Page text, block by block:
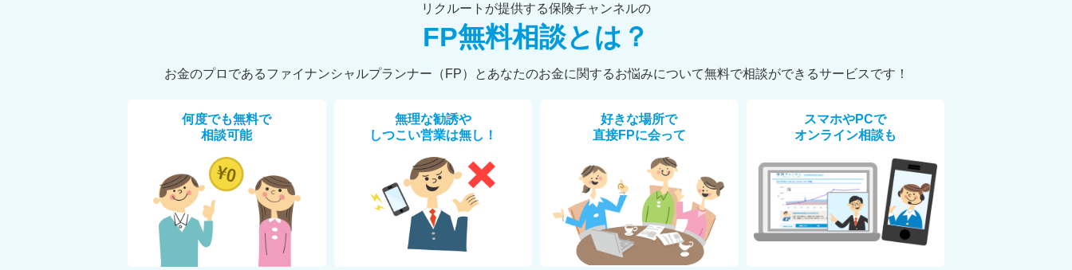
リクルートが提供する保険チャンネルの
FP無料相談とは？
お金のプロであるファイナンシャルプランナー（FP）とあなたのお金に関するお悩みについて無料で相談ができるサービスです！
何度でも無料で
相談可能
無理な勧誘や
しつこい営業は無し！
好きな場所で
直接FPに会って
スマホやPCで
オンライン相談も